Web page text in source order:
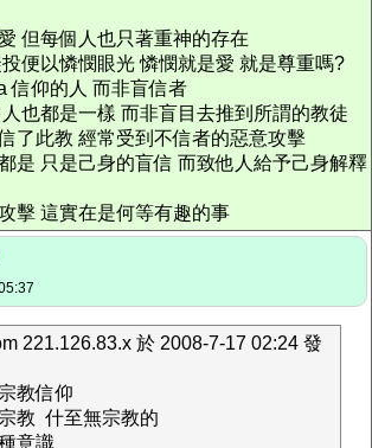
但每個人也只著重神的存在
便以憐憫眼光 憐憫就是愛 就是尊重嗎?
信仰的人 而非盲信者
也都是一樣 而非盲目去推到所謂的教徒
了此教 經常受到不信者的惡意攻擊
是 只是己身的盲信 而致他人給予己身解釋
擊 這實在是何等有趣的事
221.126.83.x 於 2008-7-17 02:24 發
教信仰
教 什至無宗教的
意識